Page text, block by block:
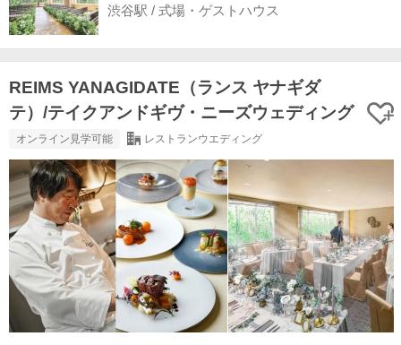
渋谷駅 / 式場・ゲストハウス
REIMS YANAGIDATE（ランス ヤナギダ
テ）/テイクアンドギヴ・ニーズウェディング
オンライン見学可能 レストランウエディング